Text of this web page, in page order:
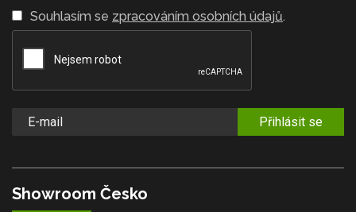
Souhlasím se zpracováním osobních údajů.
Přihlásit se
Showroom Česko